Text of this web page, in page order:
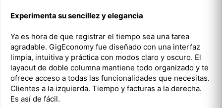
Experimenta su sencillez y elegancia
Ya es hora de que registrar el tiempo sea una tarea
agradable. GigEconomy fue diseñado con una interfaz
limpia, intuitiva y práctica con modos claro y oscuro. El
layaout de doble columna mantiene todo organizado y te
ofrece acceso a todas las funcionalidades que necesitas.
Clientes a la izquierda. Tiempo y facturas a la derecha.
Es así de fácil.